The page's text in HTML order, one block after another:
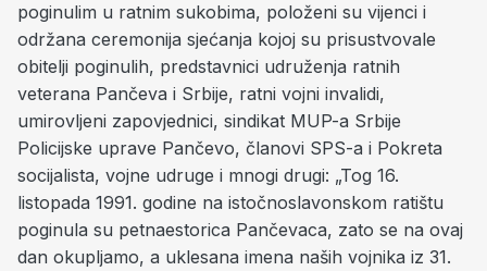
poginulim u ratnim sukobima, položeni su vijenci i
održana ceremonija sjećanja kojoj su prisustvovale
obitelji poginulih, predstavnici udruženja ratnih
veterana Pančeva i Srbije, ratni vojni invalidi,
umirovljeni zapovjednici, sindikat MUP-a Srbije
Policijske uprave Pančevo, članovi SPS-a i Pokreta
socijalista, vojne udruge i mnogi drugi: „Tog 16.
listopada 1991. godine na istočnoslavonskom ratištu
poginula su petnaestorica Pančevaca, zato se na ovaj
dan okupljamo, a uklesana imena naših vojnika iz 31.